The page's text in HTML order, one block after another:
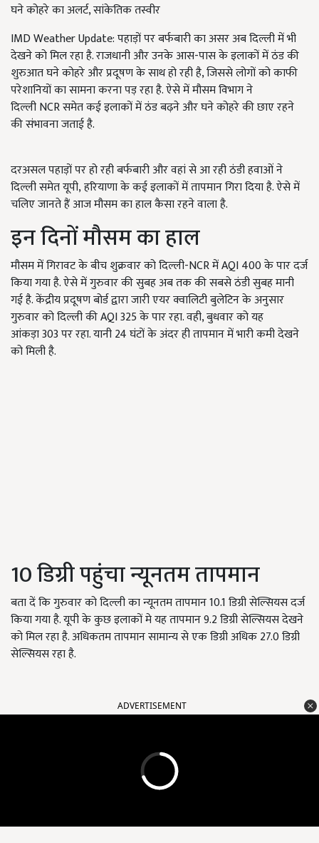
घने कोहरे का अलर्ट, सांकेतिक तस्वीर
IMD Weather Update: पहाड़ों पर बर्फबारी का असर अब दिल्ली में भी
देखने को मिल रहा है. राजधानी और उनके आस-पास के इलाकों में ठंड की
शुरुआत घने कोहरे और प्रदूषण के साथ हो रही है, जिससे लोगों को काफी
परेशानियों का सामना करना पड़ रहा है. ऐसे में मौसम विभाग ने
दिल्ली NCR समेत कई इलाकों में ठंड बढ़ने और घने कोहरे की छाए रहने
की संभावना जताई है.
दरअसल पहाड़ों पर हो रही बर्फबारी और वहां से आ रही ठंडी हवाओं ने
दिल्ली समेत यूपी, हरियाणा के कई इलाकों में तापमान गिरा दिया है. ऐसे में
चलिए जानते हैं आज मौसम का हाल कैसा रहने वाला है.
इन दिनों मौसम का हाल
मौसम में गिरावट के बीच शुक्रवार को दिल्ली-NCR में AQI 400 के पार दर्ज
किया गया है. ऐसे में गुरुवार की सुबह अब तक की सबसे ठंडी सुबह मानी
गई है. केंद्रीय प्रदूषण बोर्ड द्वारा जारी एयर क्वालिटी बुलेटिन के अनुसार
गुरुवार को दिल्ली की AQI 325 के पार रहा. वही, बुधवार को यह
आंकड़ा 303 पर रहा. यानी 24 घंटों के अंदर ही तापमान में भारी कमी देखने
को मिली है.
10 डिग्री पहुंचा न्यूनतम तापमान
बता दें कि गुरुवार को दिल्ली का न्यूनतम तापमान 10.1 डिग्री सेल्सियस दर्ज
किया गया है. यूपी के कुछ इलाकों मे यह तापमान 9.2 डिग्री सेल्सियस देखने
को मिल रहा है. अधिकतम तापमान सामान्य से एक डिग्री अधिक 27.0 डिग्री
सेल्सियस रहा है.
ADVERTISEMENT